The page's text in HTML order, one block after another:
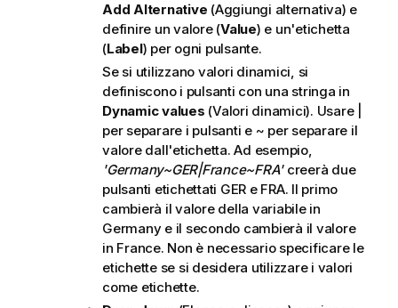
Add Alternative (Aggiungi alternativa) e
definire un valore (Value) e un'etichetta
(Label) per ogni pulsante.
Se si utilizzano valori dinamici, si
definiscono i pulsanti con una stringa in
Dynamic values (Valori dinamici). Usare |
per separare i pulsanti e ~ per separare il
valore dall'etichetta. Ad esempio,
'Germany~GER|France~FRA'creerà due
pulsanti etichettati GER e FRA. Il primo
cambierà il valore della variabile in
Germanye il secondo cambierà il valore
in France. Non è necessario specificare le
etichette se si desidera utilizzare i valori
come etichette.